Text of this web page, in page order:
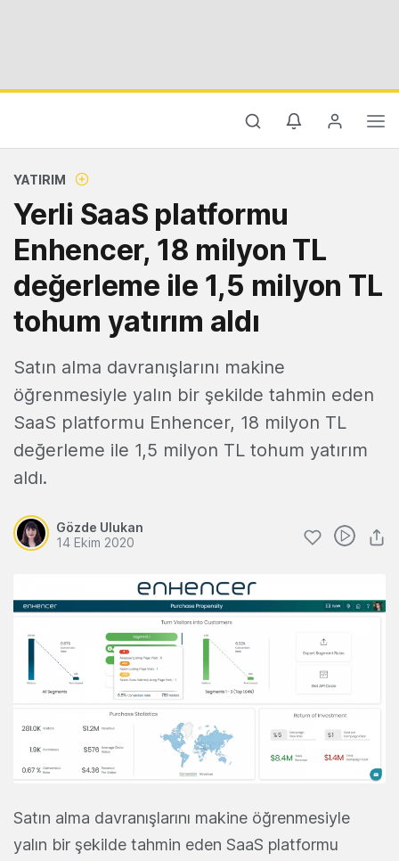
YATIRIM
Yerli SaaS platformu
Enhencer, 18 milyon TL
değerleme ile 1,5 milyon TL
tohum yatırım aldı
Satın alma davranışlarını makine
öğrenmesiyle yalın bir şekilde tahmin eden
SaaS platformu Enhencer, 18 milyon TL
değerleme ile 1,5 milyon TL tohum yatırım
aldı.
Gözde Ulukan
14 Ekim 2020
Satın alma davranışlarını makine öğrenmesiyle
yalın bir şekilde tahmin eden SaaS platformu